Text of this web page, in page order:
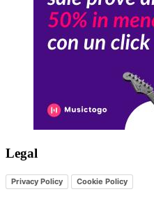
Legal
Privacy Policy Cookie Policy